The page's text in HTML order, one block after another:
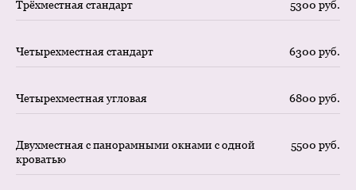
Трёхместная стандарт 5300 руб.
Четырехместная стандарт 6300 руб.
Четырехместная угловая 6800 руб.
Двухместная с панорамными окнами с одной
кроватью
5500 руб.